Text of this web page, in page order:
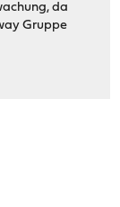
da
Gruppe